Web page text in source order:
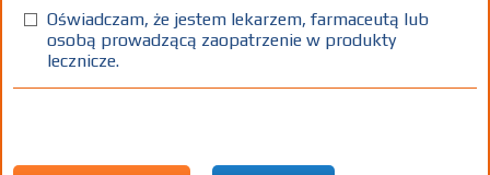
Ceftriaxone
inj./inf. [prosz. do przyg.
roztw.]
1
10 fiol. 1
Oświadczam, że jestem lekarzem, farmaceutą lub
osobą prowadzącą zaopatrzenie w produkty
lecznicze.